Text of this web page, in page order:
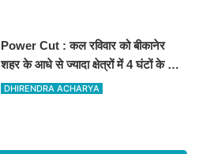
Power Cut : कल रविवार को बीकानेर
शहर के आधे से ज्यादा क्षेत्रों में 4 घंटों के लिए
बिजली रहेगी गुल
DHIRENDRA ACHARYA